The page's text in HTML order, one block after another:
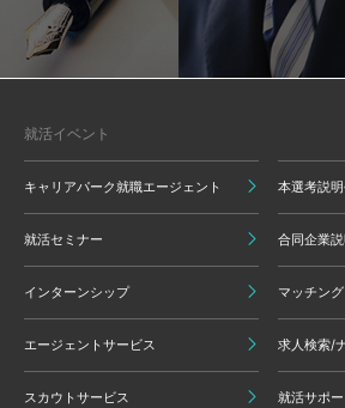
就活イベント
キャリアパーク就職エージェント 本選考説
就活セミナー 合同企業
インターンシップ マッチン
エージェントサービス 求人検索/
スカウトサービス 就活サポ